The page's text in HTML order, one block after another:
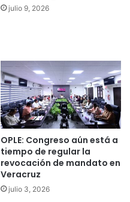
julio 9, 2026
OPLE: Congreso aún está a
tiempo de regular la
revocación de mandato en
Veracruz
julio 3, 2026